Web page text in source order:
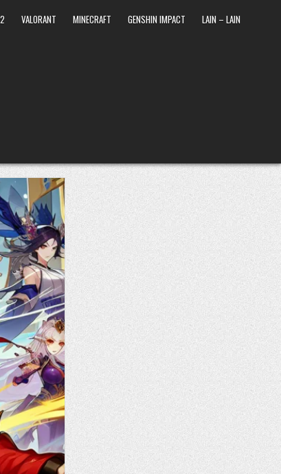
VALORANT MINECRAFT GENSHIN IMPACT LAIN – LAIN